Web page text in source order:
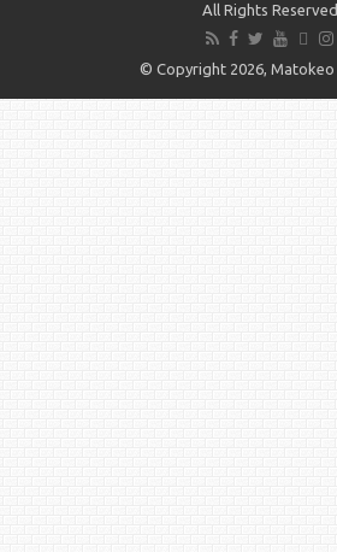
All Rights Reserved
© Copyright 2026, Matokeo